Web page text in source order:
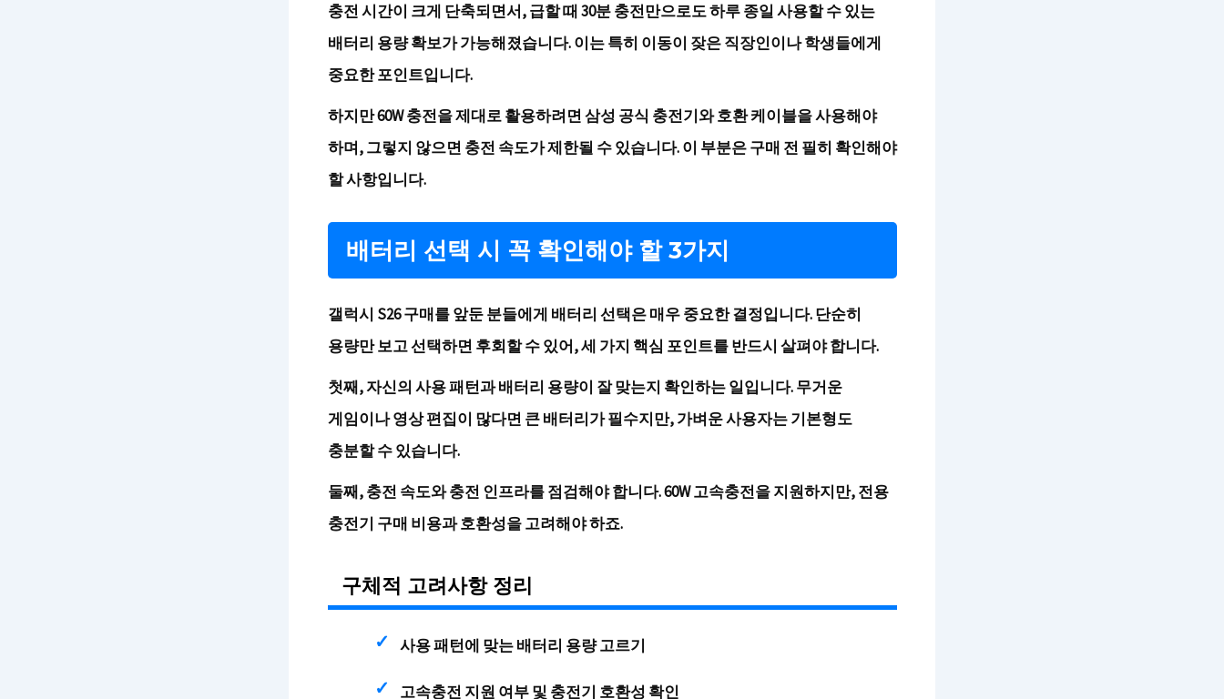
충전 시간이 크게 단축되면서, 급할 때 30분 충전만으로도 하루 종일 사용할 수 있는
배터리 용량 확보가 가능해졌습니다. 이는 특히 이동이 잦은 직장인이나 학생들에게
중요한 포인트입니다.
하지만 60W 충전을 제대로 활용하려면 삼성 공식 충전기와 호환 케이블을 사용해야
하며, 그렇지 않으면 충전 속도가 제한될 수 있습니다. 이 부분은 구매 전 필히 확인해야
할 사항입니다.
배터리 선택 시 꼭 확인해야 할 3가지
갤럭시 S26 구매를 앞둔 분들에게 배터리 선택은 매우 중요한 결정입니다. 단순히
용량만 보고 선택하면 후회할 수 있어, 세 가지 핵심 포인트를 반드시 살펴야 합니다.
첫째, 자신의 사용 패턴과 배터리 용량이 잘 맞는지 확인하는 일입니다. 무거운
게임이나 영상 편집이 많다면 큰 배터리가 필수지만, 가벼운 사용자는 기본형도
충분할 수 있습니다.
둘째, 충전 속도와 충전 인프라를 점검해야 합니다. 60W 고속충전을 지원하지만, 전용
충전기 구매 비용과 호환성을 고려해야 하죠.
구체적 고려사항 정리
사용 패턴에 맞는 배터리 용량 고르기
고속충전 지원 여부 및 충전기 호환성 확인